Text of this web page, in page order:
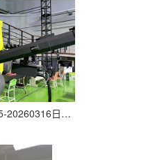
LINE_ALBUM_20260225-20260316日本札幌國際大學來訪短期交流_260303_35